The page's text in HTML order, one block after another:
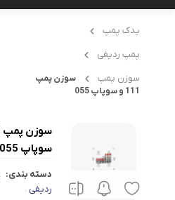
یدک پمپ
پمپ ردیفی
سوزن پمپ
سوزن پمپ
111 و سوپاپ 055
سوپاپ 055
دسته بندی:
ردیفی ،